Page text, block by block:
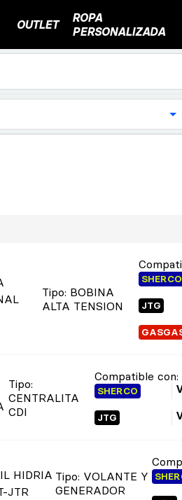
OUTLET
ROPA
PERSONALIZADA
Tipo: BOBINA
ALTA TENSION
SHERCO
JTG
Tipo:
CENTRALITA
CDI
Compatible con:
SHERCO
JTG
HIDRIA
JTR
Tipo: VOLANTE Y
GENERADOR